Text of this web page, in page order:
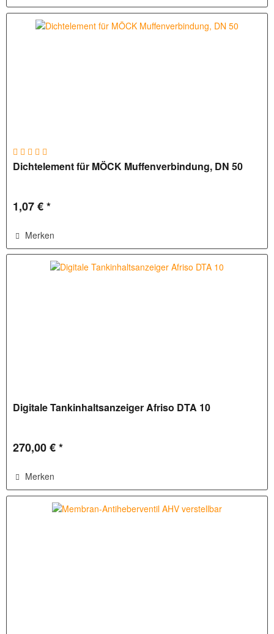
Dichtelement für MÖCK Muffenverbindung, DN 50
1,07 € *
Merken
Digitale Tankinhaltsanzeiger Afriso DTA 10
270,00 € *
Merken